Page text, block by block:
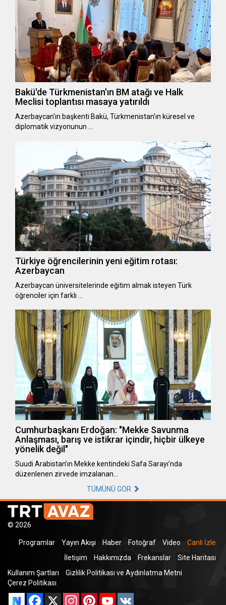
Bakü'de Türkmenistan'ın BM atağı ve Halk
Meclisi toplantısı masaya yatırıldı
Azerbaycan'ın başkenti Bakü, Türkmenistan'ın küresel ve
diplomatik vizyonunun …
Türkiye öğrencilerinin yeni eğitim rotası:
Azerbaycan
Azerbaycan üniversitelerinde eğitim almak isteyen Türk
öğrenciler için farklı …
Cumhurbaşkanı Erdoğan: "Mekke Savunma
Anlaşması, barış ve istikrar içindir, hiçbir ülkeye
yönelik değil"
Suudi Arabistan’ın Mekke kentindeki Safa Sarayı’nda
düzenlenen zirvede imzalanan…
TÜMÜNÜ GÖR
© 2026
Programlar Yayın Akışı Haber Fotoğraf Video
Canlı İzle
İletişim
Hakkımızda Frekanslar
Site Haritası
Kullanım Şartları
Gizlilik Politikası ve Aydınlatma Metni
Çerez Politikası
Facebook
X InstagramPinterestYouTube